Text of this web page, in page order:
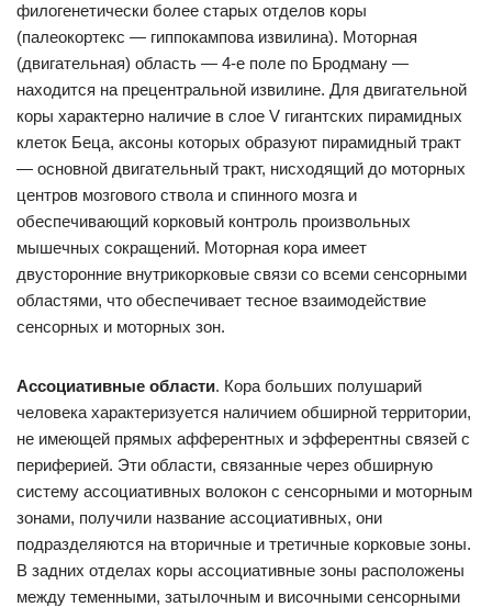
филогенетически более старых отделов коры
(палеокортекс — гиппокампова извилина). Моторная
(двигательная) область — 4-е поле по Бродману —
находится на прецентральной извилине. Для двигательной
коры характерно наличие в слое V гигантских пирамидных
клеток Беца, аксоны которых образуют пирамидный тракт
— основной двигательный тракт, нисходящий до моторных
центров мозгового ствола и спинного мозга и
обеспечивающий корковый контроль произвольных
мышечных сокращений. Моторная кора имеет
двусторонние внутрикорковые связи со всеми сенсорными
областями, что обеспечивает тесное взаимодействие
сенсорных и моторных зон.
Ассоциативные области. Кора больших полушарий
человека характеризуется наличием обширной территории,
не имеющей прямых афферентных и эфферентны связей с
периферией. Эти области, связанные через обширную
систему ассоциативных волокон с сенсорными и моторным
зонами, получили название ассоциативных, они
подразделяются на вторичные и третичные корковые зоны.
В задних отделах коры ассоциативные зоны расположены
между теменными, затылочным и височными сенсорными